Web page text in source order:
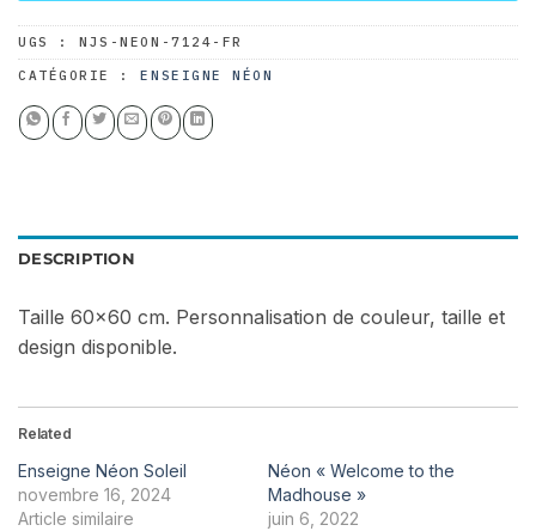
UGS :NJS-NEON-7124-FR
CATÉGORIE :ENSEIGNE NÉON
DESCRIPTION
Taille 60×60 cm. Personnalisation de couleur, taille et
design disponible.
Related
Enseigne Néon Soleil
novembre 16, 2024
Article similaire
Néon « Welcome to the
Madhouse »
juin 6, 2022